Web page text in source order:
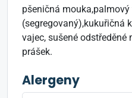
pšeničná mouka,palmový
(segregovaný),kukuřičná
vajec, sušené odstředěné
prášek.
Alergeny